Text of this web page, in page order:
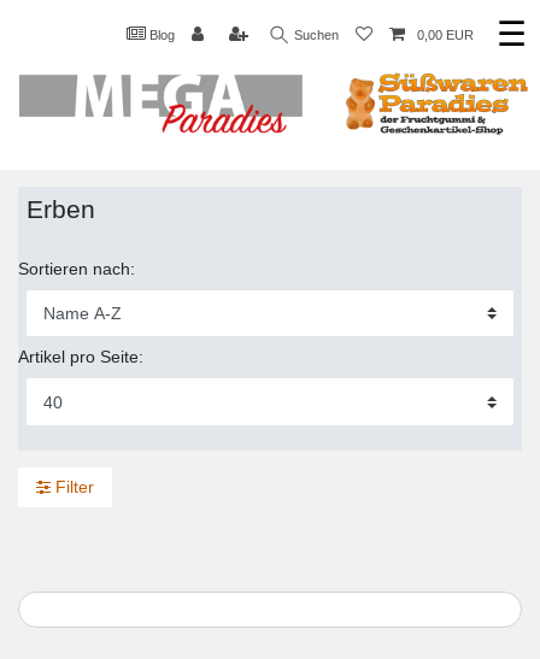
Blog Suchen 0,00 EUR ☰
Erben
Sortieren nach:
Artikel pro Seite:
Filter